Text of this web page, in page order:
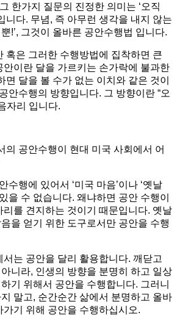
한가지 질문의 진정한 의미는 ‘오직
니다. 무념, 즉 아무런 생각을 내지 않는
!’, 그것이 올바른 공안수행법 입니다.
혹은 그러한 수행방법에 집착하면 큰
안이란 달을 가르키는 손가락에 불과한
면 달을 볼 수가 없는 이치와 같은 것이
안수행의 방향입니다. 그 방향이란 “오
자리 입니다.
의 공안수행이 현대 미국 사회에서 어
수행에 있어서 ‘미국 마음’이나 ‘옛날
을 수 없습니다. 왜냐하면 공안 수행이
리를 견지하는 것이기 때문입니다. 옛날
을 얻기 위한 도구로서만 공안을 수행
는 공안을 달리 활용합니다. 깨닫고
니라, 인생의 방향을 분명히 하고 일상
기 위해서 공안을 수행합니다. 그러니
말고, 순간순간 삶에서 분명하고 올바
기 위해 공안을 수행하십시오.